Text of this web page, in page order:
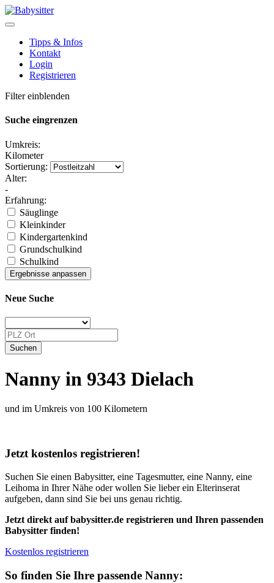
Tipps & Infos
Kontakt
Login
Registrieren
Filter einblenden
Suche eingrenzen
Umkreis:
Kilometer
Sortierung:
Alter:
-
Erfahrung:
Säuglinge
Kleinkinder
Kindergartenkind
Grundschulkind
Schulkind
Neue Suche
Nanny in 9343 Dielach
und im Umkreis von 100 Kilometern
Jetzt kostenlos registrieren!
Suchen Sie einen Babysitter, eine Tagesmutter, eine Nanny, eine
Leihoma in Ihrer Nähe oder wollen Sie lieber ein Elterinserat
aufgeben, dann sind Sie bei uns genau richtig.
Jetzt direkt auf babysitter.de registrieren und Ihren passenden
Babysitter finden!
Kostenlos registrieren
So finden Sie Ihre passende Nanny: